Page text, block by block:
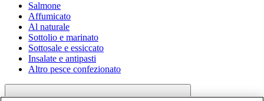
Salmone
Affumicato
Al naturale
Sottolio e marinato
Sottosale e essiccato
Insalate e antipasti
Altro pesce confezionato